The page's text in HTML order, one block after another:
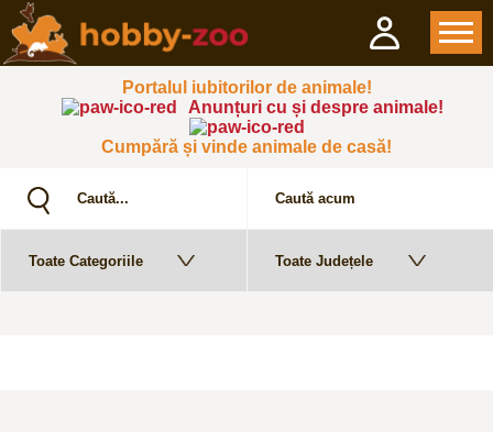
Portalul iubitorilor de animale!
Anunțuri cu și despre animale!
Cumpără și vinde animale de casă!